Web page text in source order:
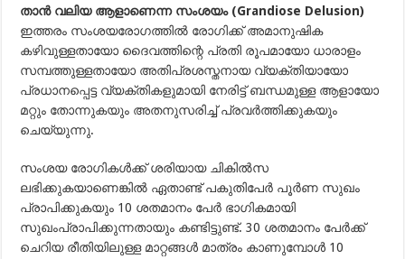
താന്‍ വലിയ ആളാണെന്ന സംശയം (Grandiose Delusion)
ഇത്തരം സംശയരോഗത്തില്‍ രോഗിക്ക് അമാനുഷിക
കഴിവുള്ളതായോ ദൈവത്തിന്റെ പ്രതി രൂപമായോ ധാരാളം
സമ്പത്തുള്ളതായോ അതിപ്രശസ്തനായ വ്യക്തിയായോ
പ്രധാനപ്പെട്ട വ്യക്തികളുമായി നേരിട്ട് ബന്ധമുള്ള ആളായോ
മറ്റും തോന്നുകയും അതനുസരിച്ച് പ്രവര്‍ത്തിക്കുകയും
ചെയ്യുന്നു.
സംശയ രോഗികള്‍ക്ക് ശരിയായ ചികില്‍സ
ലഭിക്കുകയാണെങ്കില്‍ ഏതാണ്ട് പകുതിപേര്‍ പൂര്‍ണ സുഖം
പ്രാപിക്കുകയും 10 ശതമാനം പേര്‍ ഭാഗികമായി
സുഖംപ്രാപിക്കുന്നതായും കണ്ടിട്ടുണ്ട്. 30 ശതമാനം പേര്‍ക്ക്
ചെറിയ രീതിയിലുള്ള മാറ്റങ്ങള്‍ മാത്രം കാണുമ്പോള്‍ 10